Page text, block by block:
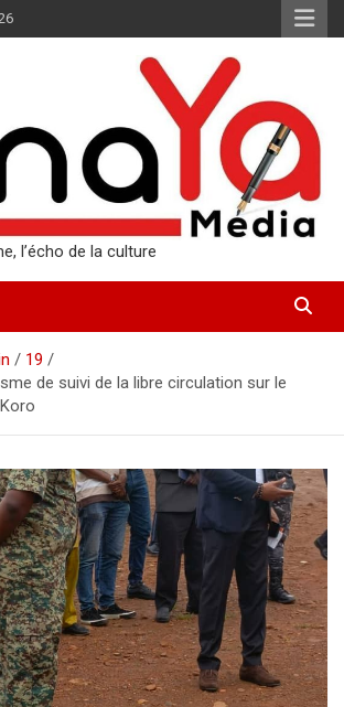
l’écho de la culture
19
de suivi de la libre circulation sur le